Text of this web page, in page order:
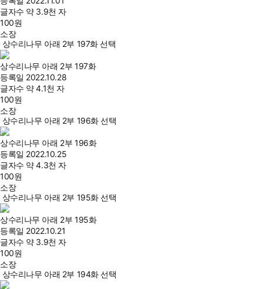
글자수 약 3.9천 자
100원
소장
상수리나무 아래 2부 197화 선택
상수리나무 아래 2부 197화
등록일 2022.10.28
글자수 약 4.1천 자
100원
소장
상수리나무 아래 2부 196화 선택
상수리나무 아래 2부 196화
등록일 2022.10.25
글자수 약 4.3천 자
100원
소장
상수리나무 아래 2부 195화 선택
상수리나무 아래 2부 195화
등록일 2022.10.21
글자수 약 3.9천 자
100원
소장
상수리나무 아래 2부 194화 선택